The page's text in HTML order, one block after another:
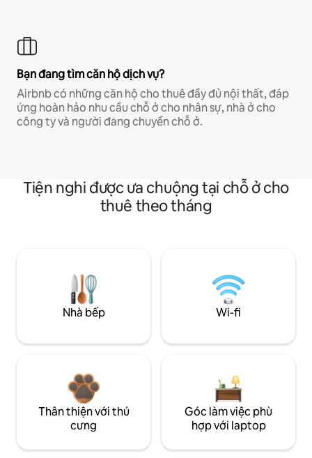
Bạn đang tìm căn hộ dịch vụ?
Airbnb có những căn hộ cho thuê đầy đủ nội thất, đáp
ứng hoàn hảo nhu cầu chỗ ở cho nhân sự, nhà ở cho
công ty và người đang chuyển chỗ ở.
Tiện nghi được ưa chuộng tại chỗ ở cho
thuê theo tháng
Nhà bếp Wi-fi
Thân thiện với thú
cưng
Góc làm việc phù
hợp với laptop